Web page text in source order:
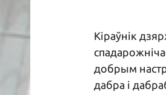
Кіраўнік
добрым
дабра і